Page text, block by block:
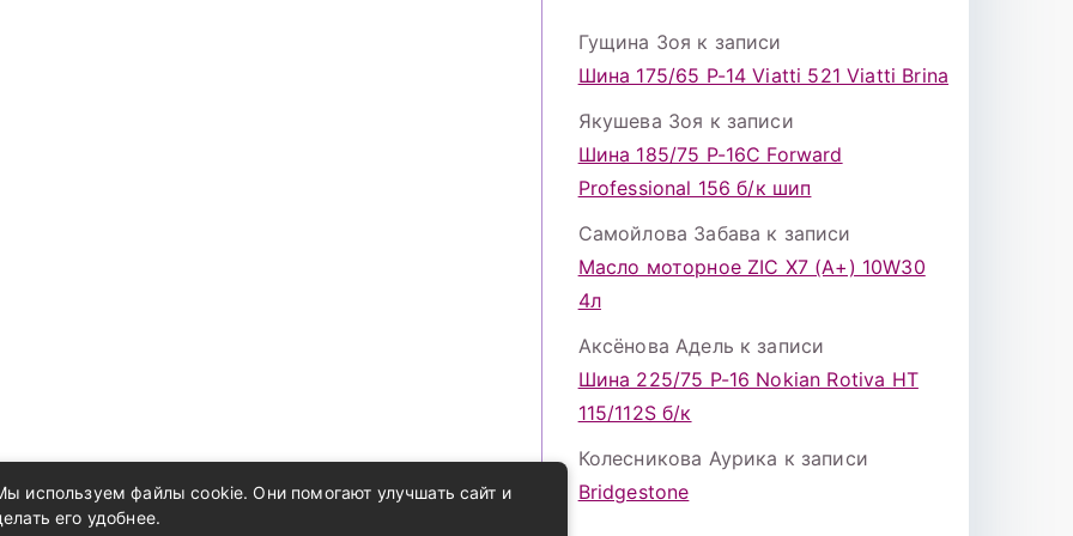
Гущина Зоя к записи
Шина 175/65 Р-14 Viatti 521 Viatti Brina
Якушева Зоя к записи
Шина 185/75 Р-16С Forward
Professional 156 б/к шип
Самойлова Забава к записи
Масло моторное ZIC X7 (A+) 10W30
4л
Аксёнова Адель к записи
Шина 225/75 Р-16 Nokian Rotiva HT
115/112S б/к
Колесникова Аурика к записи
Bridgestone
используем файлы cookie. Они помогают улучшать сайт и
его удобнее.